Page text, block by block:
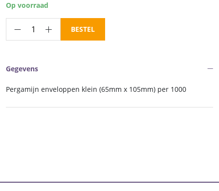
€ 111,00.€ 94,35.
Op voorraad
Pergamijn
enveloppen
105mm)
1000
BESTEL
Gegevens
Pergamijn enveloppen klein (65mm x 105mm) per 1000